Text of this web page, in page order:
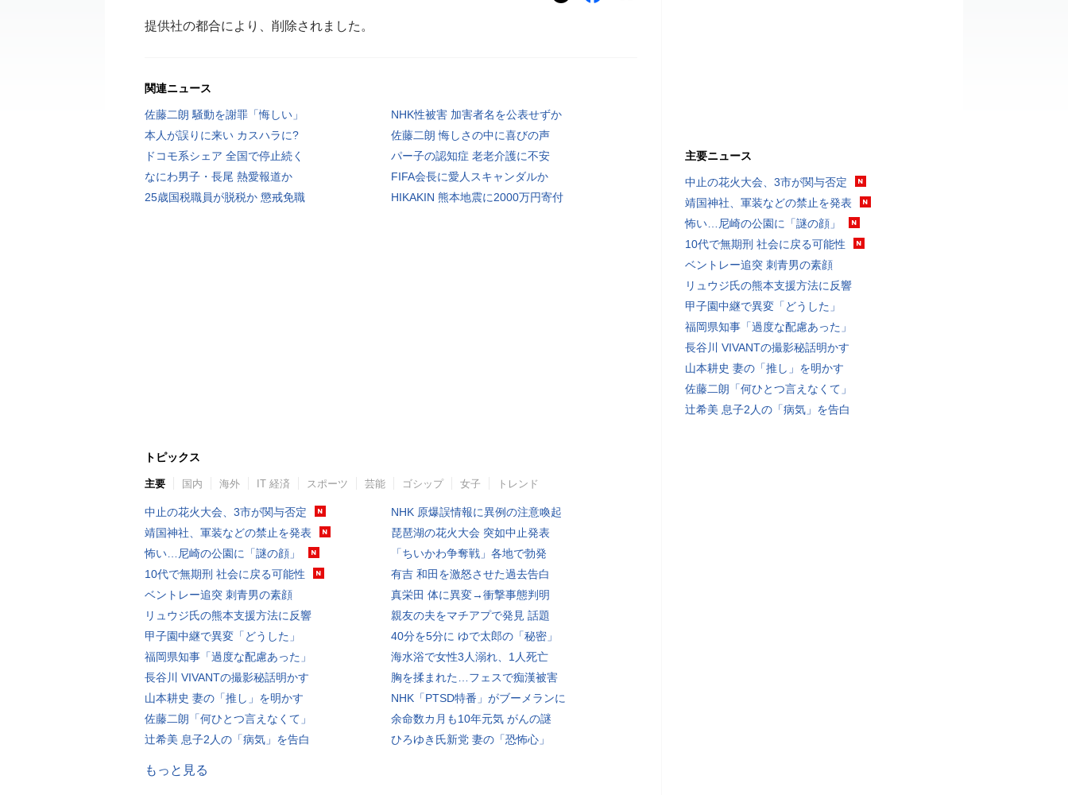
提供社の都合により、削除されました。
関連ニュース
佐藤二朗 騒動を謝罪「悔しい」
NHK性被害 加害者名を公表せずか
本人が誤りに来い カスハラに?
佐藤二朗 悔しさの中に喜びの声
ドコモ系シェア 全国で停止続く
パー子の認知症 老老介護に不安
なにわ男子・長尾 熱愛報道か
FIFA会長に愛人スキャンダルか
25歳国税職員が脱税か 懲戒免職
HIKAKIN 熊本地震に2000万円寄付
トピックス
主要 国内 海外 IT 経済 スポーツ 芸能 ゴシップ 女子 トレンド
中止の花火大会、3市が関与否定
靖国神社、軍装などの禁止を発表
怖い…尼崎の公園に「謎の顔」
10代で無期刑 社会に戻る可能性
ベントレー追突 刺青男の素顔
リュウジ氏の熊本支援方法に反響
甲子園中継で異変「どうした」
福岡県知事「過度な配慮あった」
長谷川 VIVANTの撮影秘話明かす
山本耕史 妻の「推し」を明かす
佐藤二朗「何ひとつ言えなくて」
辻希美 息子2人の「病気」を告白
NHK 原爆誤情報に異例の注意喚起
琵琶湖の花火大会 突如中止発表
「ちいかわ争奪戦」各地で勃発
有吉 和田を激怒させた過去告白
真栄田 体に異変→衝撃事態判明
親友の夫をマチアプで発見 話題
40分を5分に ゆで太郎の「秘密」
海水浴で女性3人溺れ、1人死亡
胸を揉まれた…フェスで痴漢被害
NHK「PTSD特番」がブーメランに
余命数カ月も10年元気 がんの謎
ひろゆき氏新党 妻の「恐怖心」
もっと見る
主要ニュース
中止の花火大会、3市が関与否定
靖国神社、軍装などの禁止を発表
怖い…尼崎の公園に「謎の顔」
10代で無期刑 社会に戻る可能性
ベントレー追突 刺青男の素顔
リュウジ氏の熊本支援方法に反響
甲子園中継で異変「どうした」
福岡県知事「過度な配慮あった」
長谷川 VIVANTの撮影秘話明かす
山本耕史 妻の「推し」を明かす
佐藤二朗「何ひとつ言えなくて」
辻希美 息子2人の「病気」を告白